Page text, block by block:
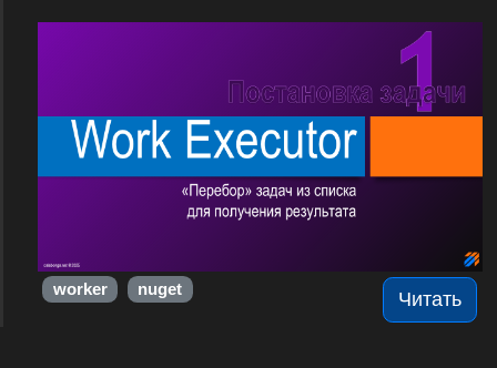
Читать
worker nuget